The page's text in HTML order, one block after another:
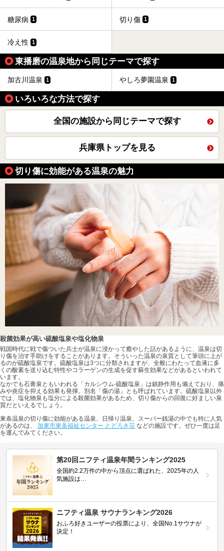
糖尿病 1 切り傷 1
冷え性 1
東播磨の温泉地から同じテーマで探す
加古川温泉 1 やしろ夢園温泉 1
いろいろな方法で探す
全国の施設から同じテーマで探す
兵庫県トップを見る
切り傷に効能がある温泉の魅力
殺菌効果が高い硫酸塩泉や塩化物泉
戦国時代に戦で傷ついた兵士が温泉に浸かって癒やした話があるように、温泉は切
り傷を治す手助けをすることがあります。そういった温泉の泉質として筆頭に上が
るのが硫酸塩泉です。硫酸塩泉は3つに分類されますが、全般にわたって血液に多
くの酸素を送り込む特性やコラーゲンの生成を促す蘇生効果などがあるといわれて
います。
なかでも石膏泉ともいわれる「カルシウム-硫酸塩泉」は鎮静作用も備えており、痛
みや炎症を抑える効果も発揮。別名「傷の湯」とも呼ばれています。硫酸塩泉以外
では、塩化物泉も塩分による殺菌効果があるため、切り傷からの回復に好ましい泉
質だといえるでしょう。
東条温泉の切り傷に効能がある温泉、日帰り温泉、スーパー銭湯の中でも特に人気
があるのは、 加東市東条福祉センター とどろき荘 などの施設です。ぜひ一度は足
を運んでみてください。
第20回ニフティ温泉年間ランキング2025
全国約2.2万件の中から頂点に選ばれた、2025年の人
気施設は…
ニフティ温泉 サウナランキング2026
おふろ好きユーザーの投票により、全国No.1サウナが
決定！